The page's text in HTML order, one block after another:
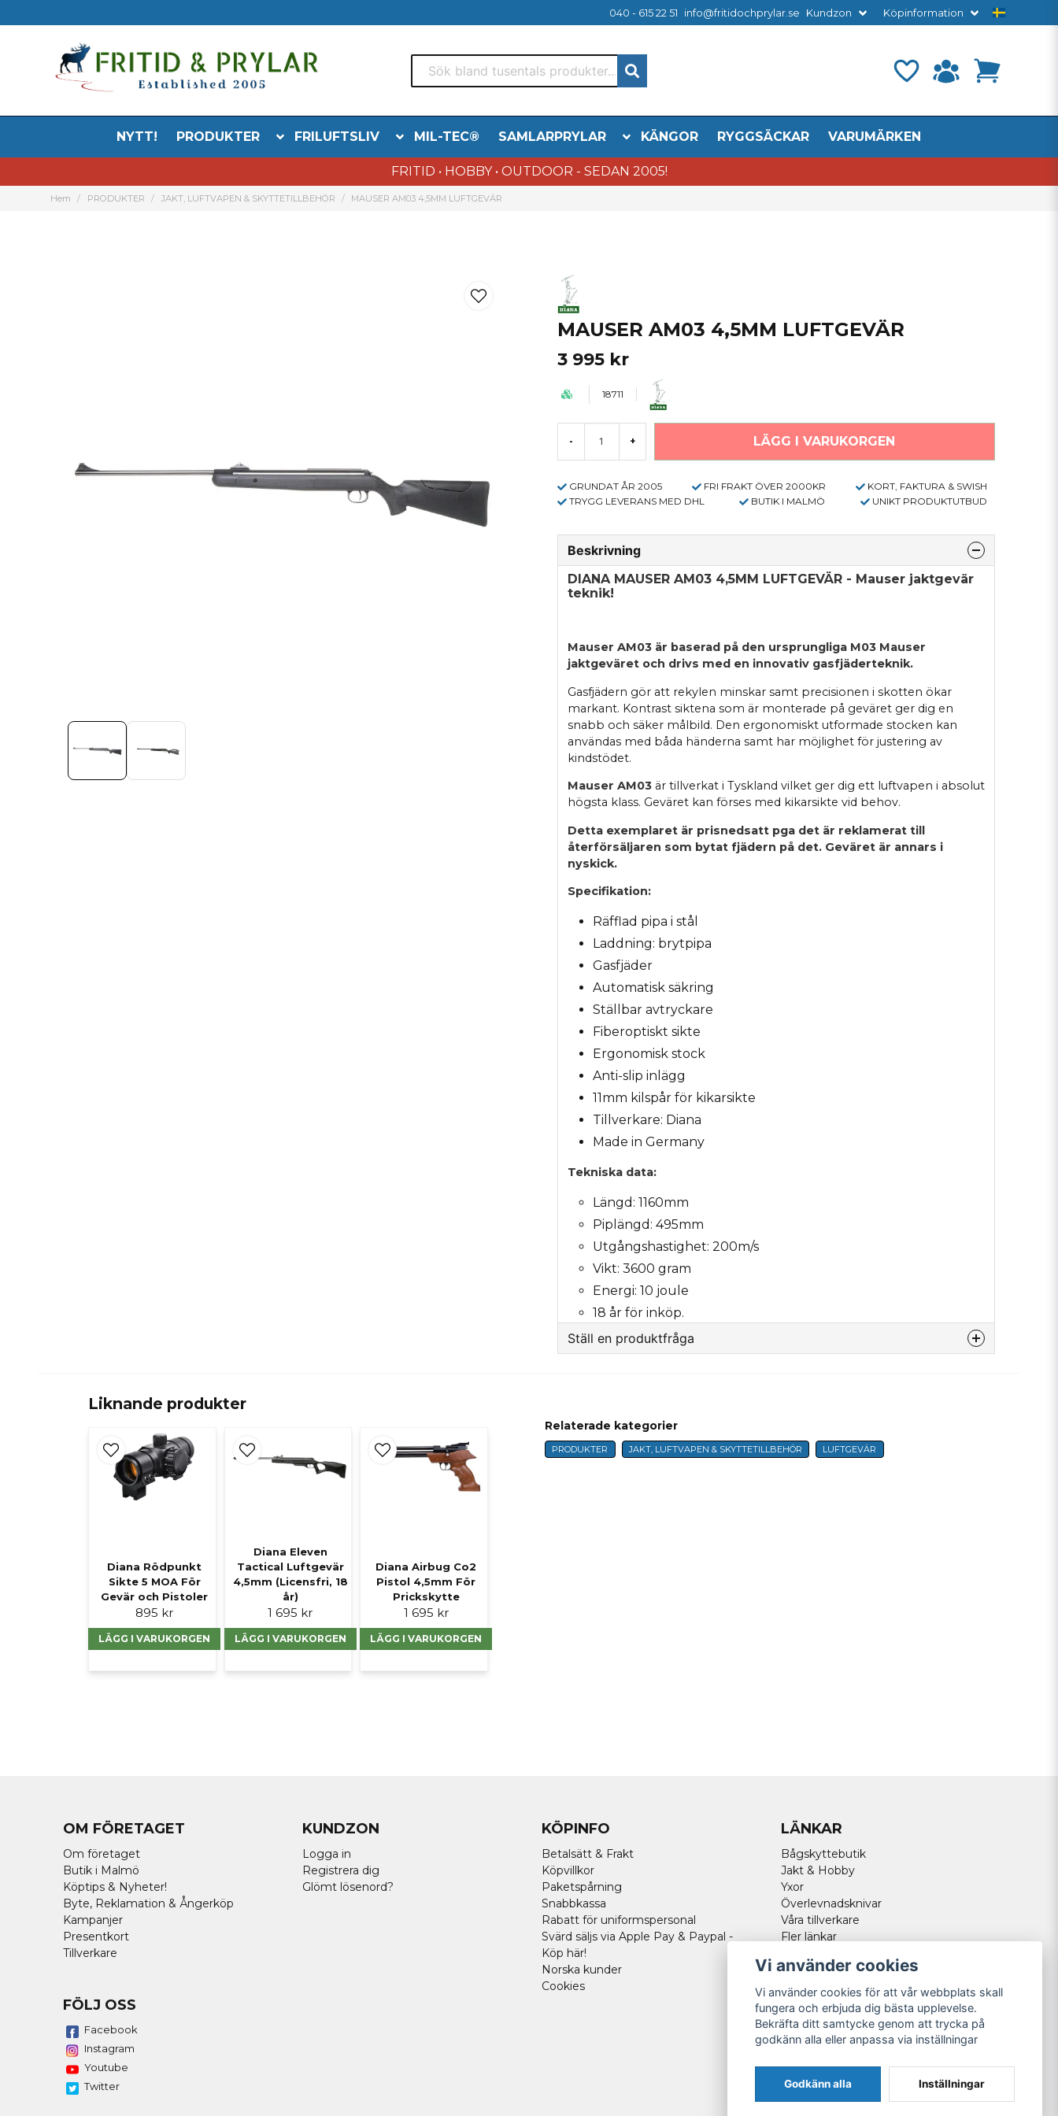
040 - 615 22 51 info@fritidochprylar.se Kundzon Köpinformation
NYTT! PRODUKTER FRILUFTSLIV MIL-TEC® SAMLARPRYLAR KÄNGOR RYGGSÄCKAR VARUMÄRKEN
FRITID • HOBBY • OUTDOOR - SEDAN 2005!
Hem PRODUKTER JAKT, LUFTVAPEN & SKYTTETILLBEHÖR MAUSER AM03 4,5MM LUFTGEVÄR
MAUSER AM03 4,5MM LUFTGEVÄR
3 995 kr
18711
- + LÄGG I VARUKORGEN
GRUNDAT ÅR 2005 FRI FRAKT ÖVER 2000KR
KORT, FAKTURA & SWISH
TRYGG LEVERANS MED DHL
BUTIK I MALMÖ UNIKT PRODUKTUTBUD
Beskrivning
DIANA MAUSER AM03 4,5MM LUFTGEVÄR - Mauser jaktgevär
teknik!
Mauser AM03 är baserad på den ursprungliga M03 Mauser
jaktgeväret och drivs med en innovativ gasfjäderteknik.
Gasfjädern gör att rekylen minskar samt precisionen i skotten ökar
markant. Kontrast siktena som är monterade på geväret ger dig en
snabb och säker målbild. Den ergonomiskt utformade stocken kan
användas med båda händerna samt har möjlighet för justering av
kindstödet.
Mauser AM03 är tillverkat i Tyskland vilket ger dig ett luftvapen i absolut
högsta klass. Geväret kan förses med kikarsikte vid behov.
Detta exemplaret är prisnedsatt pga det är reklamerat till
återförsäljaren som bytat fjädern på det. Geväret är annars i
nyskick.
Specifikation:
Räfflad pipa i stål
Laddning: brytpipa
Gasfjäder
Automatisk säkring
Ställbar avtryckare
Fiberoptiskt sikte
Ergonomisk stock
Anti-slip inlägg
11mm kilspår för kikarsikte
Tillverkare: Diana
Made in Germany
Tekniska data:
Längd: 1160mm
Piplängd: 495mm
Utgångshastighet: 200m/s
Vikt: 3600 gram
Energi: 10 joule
18 år för inköp.
Ställ en produktfråga
name
Namn email
E-postadress
Liknande produkter
Diana Rödpunkt
Sikte 5 MOA För
Gevär och Pistoler
895 kr
LÄGG I VARUKORGEN
Diana Eleven
Tactical Luftgevär
4,5mm (Licensfri, 18
år)
1 695 kr
LÄGG I VARUKORGEN
Diana Airbug Co2
Pistol 4,5mm För
Prickskytte
1 695 kr
LÄGG I VARUKORGEN
Relaterade kategorier
PRODUKTER JAKT, LUFTVAPEN & SKYTTETILLBEHÖR LUFTGEVÄR
OM FÖRETAGET
Om företaget
Butik i Malmö
Köptips & Nyheter!
Byte, Reklamation & Ångerköp
Kampanjer
Presentkort
Tillverkare
KUNDZON
Logga in
Registrera dig
Glömt lösenord?
KÖPINFO
Betalsätt & Frakt
Köpvillkor
Paketspårning
Snabbkassa
Rabatt för uniformspersonal
Svärd säljs via Apple Pay & Paypal -
Köp här!
Norska kunder
Cookies
LÄNKAR
Bågskyttebutik
Jakt & Hobby
Yxor
Överlevnadsknivar
Våra tillverkare
Fler länkar
FÖLJ OSS
Facebook
Instagram
Youtube
Twitter
Vi använder cookies
Vi använder cookies för att vår webbplats skall
fungera och erbjuda dig bästa upplevelse.
Bekräfta ditt samtycke genom att trycka på
godkänn alla eller anpassa via inställningar
Godkänn alla Inställningar